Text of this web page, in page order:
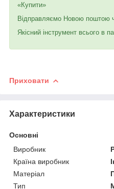
«Купити»
Відправляємо Новою поштою
Якісний інструмент всього в
Приховати
Характеристики
Основні
Виробник
Країна виробник
Матеріал
Тип